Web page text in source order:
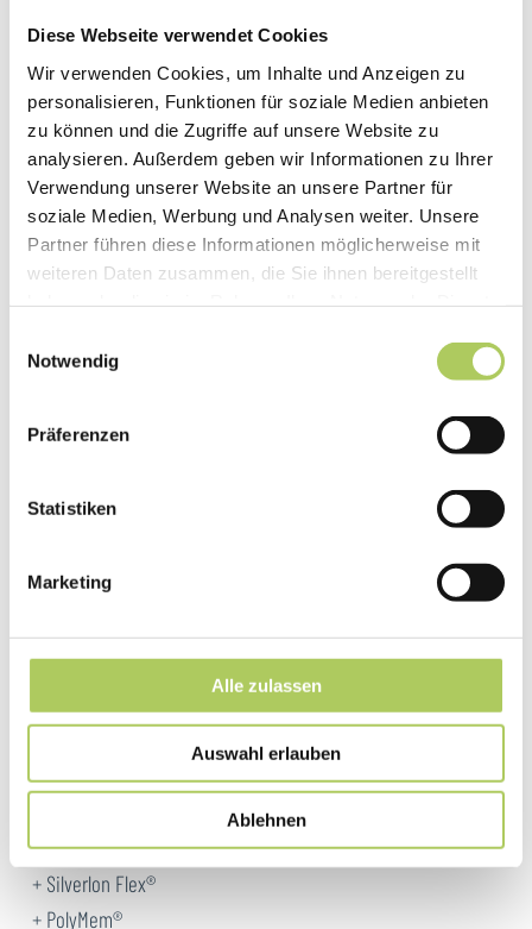
Diese Webseite verwendet Cookies
Wir verwenden Cookies, um Inhalte und Anzeigen zu
personalisieren, Funktionen für soziale Medien anbieten
zu können und die Zugriffe auf unsere Website zu
analysieren. Außerdem geben wir Informationen zu Ihrer
Verwendung unserer Website an unsere Partner für
soziale Medien, Werbung und Analysen weiter. Unsere
Partner führen diese Informationen möglicherweise mit
weiteren Daten zusammen, die Sie ihnen bereitgestellt
Notwendig
Präferenzen
Statistiken
Marketing
Alle zulassen
Auswahl erlauben
Ablehnen
ist kombinierbar mit folgenden Bamboo-
CompriSave®
ProFoam
JustTube®
Xtrata®
Silverlon Flex®
PolyMem®